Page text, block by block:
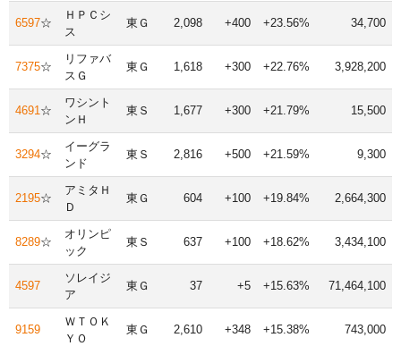
6597☆
ＨＰＣシ
ス
東Ｇ 2,098 +400 +23.56% 34,700
7375☆
リファバ
スＧ
東Ｇ 1,618 +300 +22.76% 3,928,200
4691 ☆
ワシント
ンＨ
東Ｓ 1,677 +300 +21.79% 15,500
3294☆
イーグラ
ンド
東Ｓ 2,816 +500 +21.59% 9,300
2195☆
アミタＨ
Ｄ
東Ｇ 604 +100 +19.84% 2,664,300
8289☆
オリンピ
ック
東Ｓ 637 +100 +18.62% 3,434,100
4597
ソレイジ
ア
東Ｇ 37 +5 +15.63% 71,464,100
9159
ＷＴＯＫ
ＹＯ
東Ｇ 2,610 +348 +15.38% 743,000